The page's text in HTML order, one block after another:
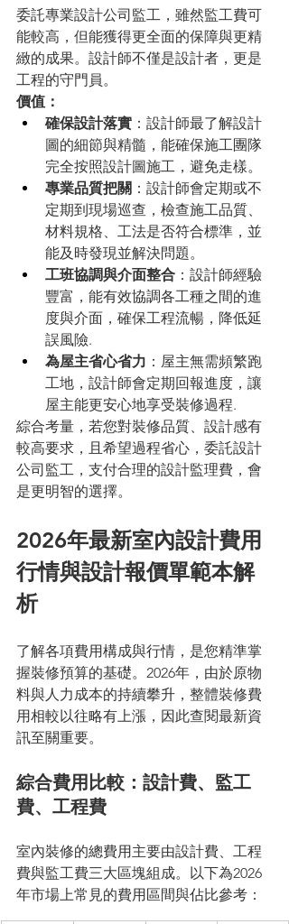
委託專業設計公司監工，雖然監工費可
能較高，但能獲得更全面的保障與更精
緻的成果。設計師不僅是設計者，更是
工程的守門員。
價值：
確保設計落實 ：設計師最了解設計
圖的細節與精髓，能確保施工團隊
完全按照設計圖施工，避免走樣。
專業品質把關 ：設計師會定期或不
定期到現場巡查，檢查施工品質、
材料規格、工法是否符合標準，並
能及時發現並解決問題。
工班協調與介面整合 ：設計師經驗
豐富，能有效協調各工種之間的進
度與介面，確保工程流暢，降低延
誤風險.
為屋主省心省力 ：屋主無需頻繁跑
工地，設計師會定期回報進度，讓
屋主能更安心地享受裝修過程.
綜合考量，若您對裝修品質、設計感有
較高要求，且希望過程省心，委託設計
公司監工，支付合理的設計監理費，會
是更明智的選擇。
2026年最新室內設計費用
行情與設計報價單範本解
析
了解各項費用構成與行情，是您精準掌
握裝修預算的基礎。2026年，由於原物
料與人力成本的持續攀升，整體裝修費
用相較以往略有上漲，因此查閱最新資
訊至關重要。
綜合費用比較：設計費、監工
費、工程費
室內裝修的總費用主要由設計費、工程
費與監工費三大區塊組成。以下為2026
年市場上常見的費用區間與佔比參考：